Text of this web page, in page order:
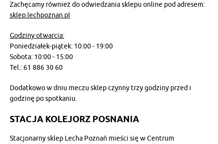
Zachęcamy również do odwiedzania sklepu online pod adresem:
sklep.lechpoznan.pl
Godziny otwarcia:
Poniedziałek-piątek: 10:00 - 19:00
Sobota: 10:00 - 15:00
Tel.: 61 886 30 60
Dodatkowo w dniu meczu sklep czynny trzy godziny przed i
godzinę po spotkaniu.
STACJA KOLEJORZ POSNANIA
Stacjonarny sklep Lecha Poznań mieści się w Centrum